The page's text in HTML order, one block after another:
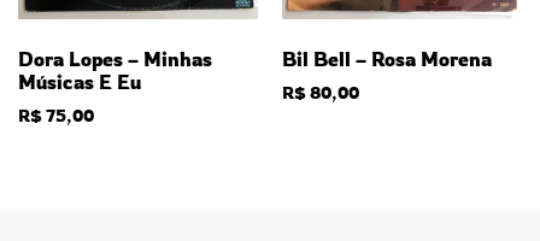
Dora Lopes – Minhas
Músicas E Eu
R$75,00
Bil Bell – Rosa Morena
R$80,00